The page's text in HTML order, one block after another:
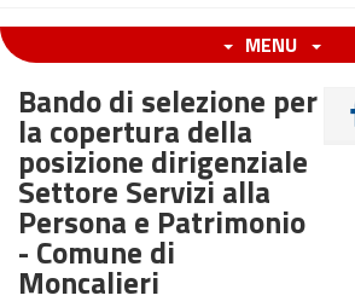
MENU
Bando di selezione per
la copertura della
posizione dirigenziale
Settore Servizi alla
Persona e Patrimonio
- Comune di
Moncalieri